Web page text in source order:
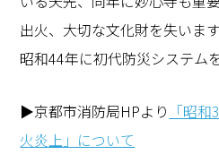
出火、大切な文化財を失いま
昭和44年に初代防災システム
▶京都市消防局HPより 「昭
火炎上」について